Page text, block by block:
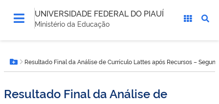
UNIVERSIDADE FEDERAL DO PIAUÍ
Ministério da Educação
está
aqui:Botão Menu
Resultado Final da Análise de Currículo Lattes após Recursos –
Resultado Final da Análise de